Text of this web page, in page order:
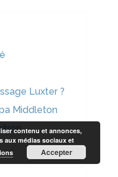
Luxter ?
Middleton
contenu et annonces,
aux médias sociaux et
Accepter